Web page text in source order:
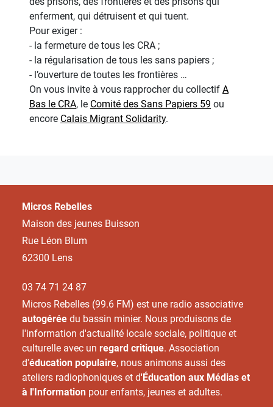
enferment, qui détruisent et qui tuent.
Pour exiger :
- la fermeture de tous les CRA ;
- la régularisation de tous les sans papiers ;
- l’ouverture de toutes les frontières …
On vous invite à vous rapprocher du collectif A
Bas le CRA, le Comité des Sans Papiers 59 ou
encore Calais Migrant Solidarity.
Micros Rebelles
Maison des jeunes Buisson
Rue Léon Blum
62300 Lens
03 74 71 24 87
Micros Rebelles (99.6 FM) est une radio associative
autogérée du bassin minier. Nous produisons de
l'information d'actualité locale sociale, politique et
culturelle avec un regard critique. Association
d'éducation populaire, nous animons aussi des
ateliers radiophoniques et d'Éducation aux Médias et
à l'Information pour enfants, jeunes et adultes.